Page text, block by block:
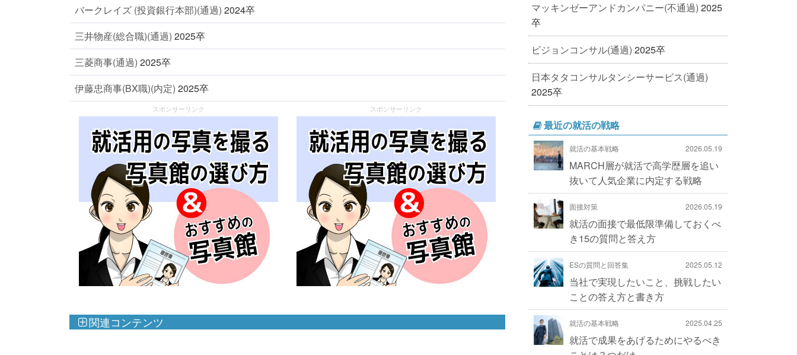
バークレイズ (投資銀行本部)(通過) 2024卒
三井物産(総合職)(通過) 2025卒
三菱商事(通過) 2025卒
伊藤忠商事(BX職)(内定) 2025卒
スポンサーリンク スポンサーリンク
関連コンテンツ
マッキンゼーアンドカンパニー(不通過) 2025
卒
ビジョンコンサル(通過) 2025卒
日本タタコンサルタンシーサービス(通過)
2025卒
最近の就活の戦略
就活の基本戦略 2026.05.19
MARCH層が就活で高学歴層を追い
抜いて人気企業に内定する戦略
面接対策 2026.05.19
就活の面接で最低限準備しておくべ
き15の質問と答え方
ESの質問と回答集 2025.05.12
当社で実現したいこと、挑戦したい
ことの答え方と書き方
就活の基本戦略 2025.04.25
就活で成果をあげるためにやるべき